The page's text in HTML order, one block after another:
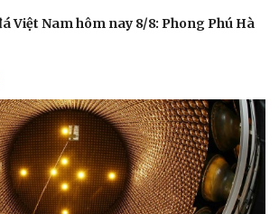
Việt Nam hôm nay 8/8: Phong Phú Hà